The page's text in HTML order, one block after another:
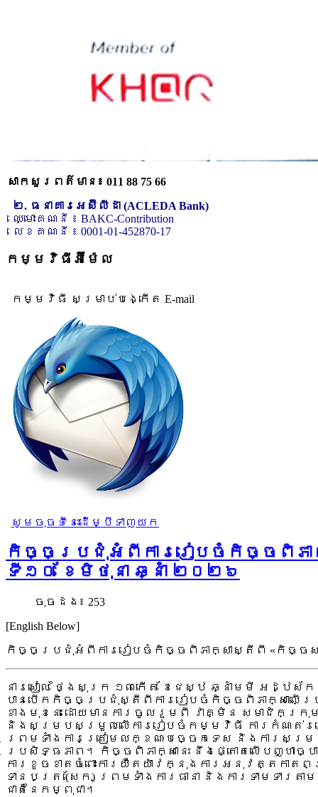
សាកសួរពត៌មាន៖ 011 88 75 66
២. ធនាគារអេស៊ីលីដា (ACLEDA Bank)
ឈ្មោះគណនី ៖ BAKC-Contribution
លេខគណនី ៖ 0001-01-452870-17
កម្មវិធីអ៊ីម៉ែល
កម្មវិធី សម្រាប់បង្កើត E-mail
សូមចុចទីនេះដើម្បីទាញយក
កិច្ចប្រជុំអំពីការរៀបចំកិច្ចពិភា
ទី​១០ ខែមិថុនា​ ឆ្នាំ ២០២៦
ចុច​ដង៖ 253
[English Below]
កិច្ចប្រជុំអំពីការរៀបចំកិច្ចពិភាក្សាស្តីពី «កិច្ចស
នារសៀល ថ្ងៃសុក្រ ១៣កើត ខែជេស្ឋ ឆ្នាំមមី អដ្ឋស័
បានបើកកិច្ចប្រជុំស្តីពីការរៀបចំកិច្ចពិភាក្សាលើ
ខាងមុខនេះ ដោយមានការចូលរួមពី វាគ្មិន សមាជិក
និងសម្របសម្រួលលើការរៀបចំកម្មវិធី ការកំណត់រប
ព្រមទាំងការត្រៀមលក្ខណៈបច្ចេកទេស និងការស
ប្រសិទ្ធភាព។ កិច្ចពិភាក្សានេះ នឹងផ្តោតលើបញ្ហ
ការខូចខាតចំពោះការយឺតយ៉ាវក្នុងការអនុវត្តកា
ទានបត្រ (សែក) ព្រមទាំងការធានា និងការទាមទា
ជាតិនៃកម្ពុជា។